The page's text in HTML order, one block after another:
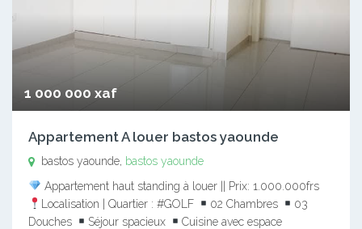
1 000 000 xaf
Appartement A louer bastos yaounde
bastos yaounde, bastos yaounde
Appartement haut standing à louer || Prix: 1.000.000frs
Localisation | Quartier : #GOLF
02 Chambres
03
Douches
Séjour spacieux Cuisine avec espace